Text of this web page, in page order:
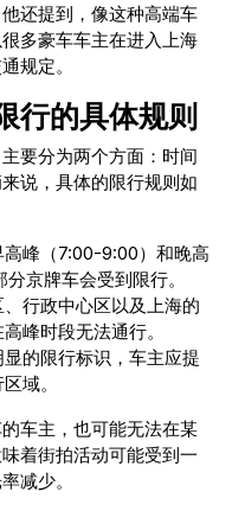
还提到，像这种高端车
多豪车车主在进入上海
规定。
行的具体规则
要分为两个方面：时间
说，具体的限行规则如
峰（7:00-9:00）和晚高
京牌车会受到限行。
行政中心区以及上海的
峰时段无法通行。
的限行标识，车主应提
域。
车主，也可能无法在某
着街拍活动可能受到一
减少。